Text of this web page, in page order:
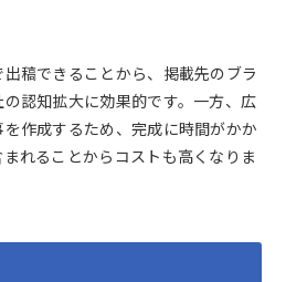
稿できることから、掲載先のブラ
認知拡大に効果的です。一方、広
作成するため、完成に時間がかか
れることからコストも高くなりま